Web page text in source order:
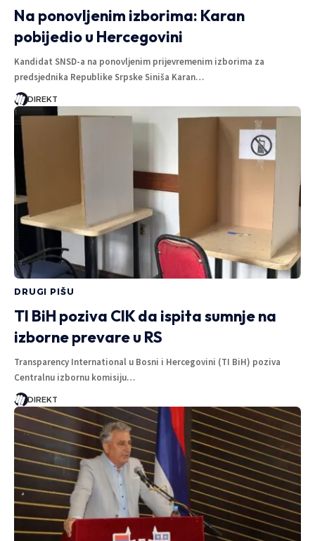
Na ponovljenim izborima: Karan
pobijedio u Hercegovini
Kandidat SNSD-a na ponovljenim prijevremenim izborima za
predsjednika Republike Srpske Siniša Karan…
DIREKT
DRUGI PIŠU
TI BiH poziva CIK da ispita sumnje na
izborne prevare u RS
Transparency International u Bosni i Hercegovini (TI BiH) poziva
Centralnu izbornu komisiju…
DIREKT